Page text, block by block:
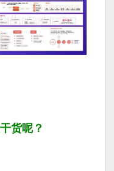
货呢？